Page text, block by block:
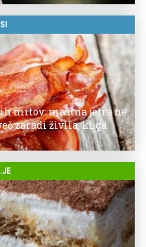
mitov: mastna jetra ne
zaradi živila, ki ga